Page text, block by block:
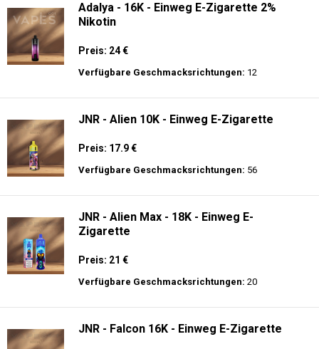
Adalya - 16K - Einweg E-Zigarette 2%
Nikotin
Preis: 24 €
Verfügbare Geschmacksrichtungen: 12
JNR - Alien 10K - Einweg E-Zigarette
Preis: 17.9 €
Verfügbare Geschmacksrichtungen: 56
JNR - Alien Max - 18K - Einweg E-
Zigarette
Preis: 21 €
Verfügbare Geschmacksrichtungen: 20
JNR - Falcon 16K - Einweg E-Zigarette